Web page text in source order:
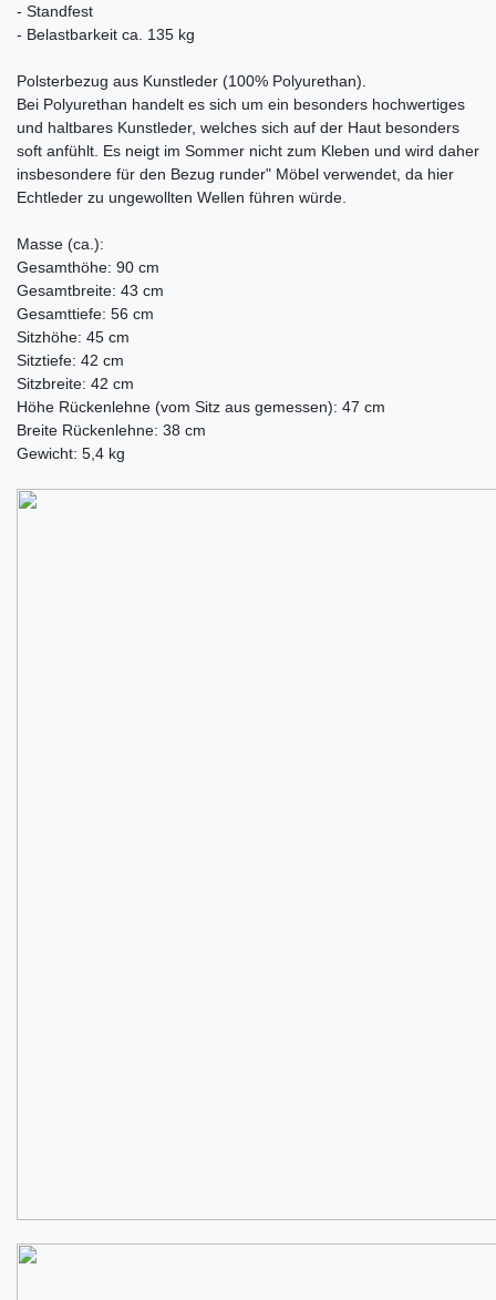
- Standfest
- Belastbarkeit ca. 135 kg
Polsterbezug aus Kunstleder (100% Polyurethan).
Bei Polyurethan handelt es sich um ein besonders hochwertiges
und haltbares Kunstleder, welches sich auf der Haut besonders
soft anfühlt. Es neigt im Sommer nicht zum Kleben und wird daher
insbesondere für den Bezug runder" Möbel verwendet, da hier
Echtleder zu ungewollten Wellen führen würde.
Masse (ca.):
Gesamthöhe: 90 cm
Gesamtbreite: 43 cm
Gesamttiefe: 56 cm
Sitzhöhe: 45 cm
Sitztiefe: 42 cm
Sitzbreite: 42 cm
Höhe Rückenlehne (vom Sitz aus gemessen): 47 cm
Breite Rückenlehne: 38 cm
Gewicht: 5,4 kg